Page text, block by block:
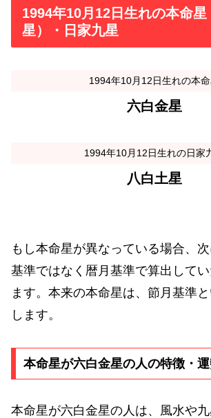
1994年10月12日生れの本命星
星）・日家九星
1994年10月12日生れの本
六白金星
1994年10月12日生れの日家
八白土星
もし本命星が異なっている場合、
基準ではなく暦月基準で算出して
ます。本来の本命星は、節月基準
します。
本命星が六白金星の人の特徴・
本命星が六白金星の人は、風水や